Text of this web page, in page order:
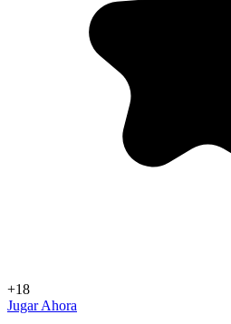
+18
Jugar Ahora